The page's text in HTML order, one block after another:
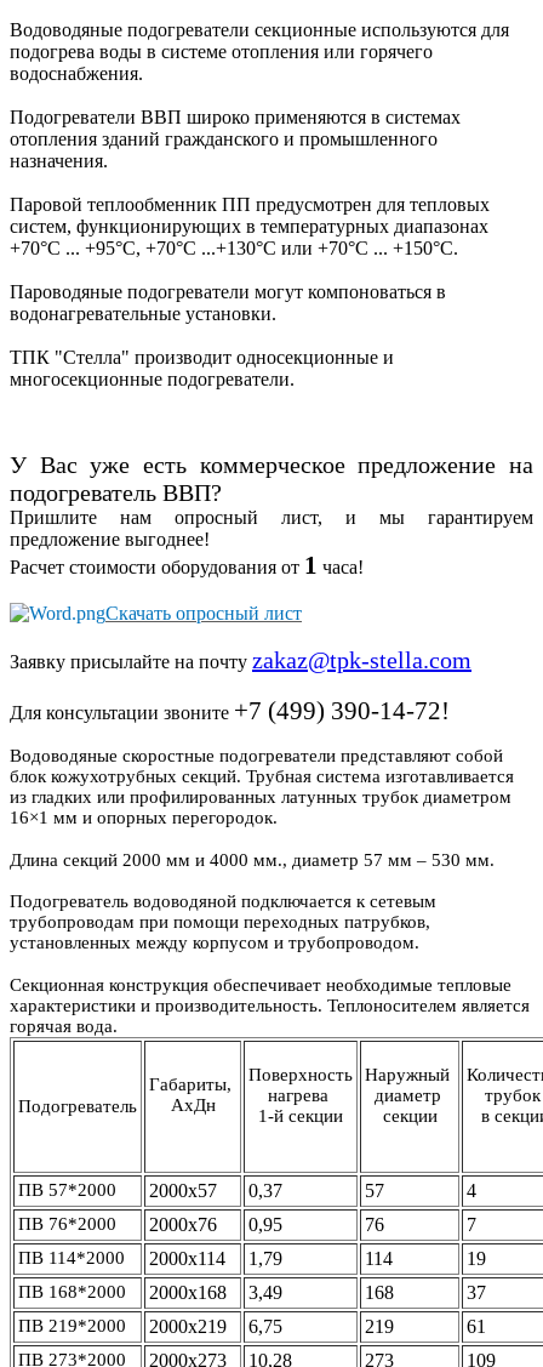
Водоводяные подогреватели секционные используются для
подогрева воды в системе отопления или горячего
водоснабжения.
Подогреватели ВВП широко применяются в системах
отопления зданий гражданского и промышленного
назначения.
Паровой теплообменник ПП предусмотрен для тепловых
систем, функционирующих в температурных диапазонах
+70°С ... +95°С, +70°С ...+130°С или +70°С ... +150°С.
Пароводяные подогреватели могут компоноваться в
водонагревательные установки.
ТПК "Стелла" производит односекционные и
многосекционные подогреватели.
У Вас уже есть коммерческое предложение на
подогреватель ВВП?
Пришлите нам опросный лист, и мы гарантируем
предложение выгоднее!
Расчет стоимости оборудования от 1 часа!
Скачать опросный лист
Заявку присылайте на почту zakaz@tpk-stella.com
Для консультации звоните +7 (499) 390-14-72!
Водоводяные скоростные подогреватели представляют собой
блок кожухотрубных секций. Трубная система изготавливается
из гладких или профилированных латунных трубок диаметром
16×1 мм и опорных перегородок.
Длина секций 2000 мм и 4000 мм., диаметр 57 мм – 530 мм.
Подогреватель водоводяной подключается к сетевым
трубопроводам при помощи переходных патрубков,
установленных между корпусом и трубопроводом.
Секционная конструкция обеспечивает необходимые тепловые
характеристики и производительность. Теплоносителем является
горячая вода.
Подогреватель
Габариты,
АхДн
Поверхность
нагрева
1-й секции
Наружный
диаметр
секции
в
ПВ 57*2000 2000х57 0,37 57 4
ПВ 76*2000 2000х76 0,95 76 7
ПВ 114*2000 2000х114 1,79 114 19
ПВ 168*2000 2000х168 3,49 168 37
ПВ 219*2000 2000х219 6,75 219 61
ПВ 273*2000 2000х273 10,28 273 109